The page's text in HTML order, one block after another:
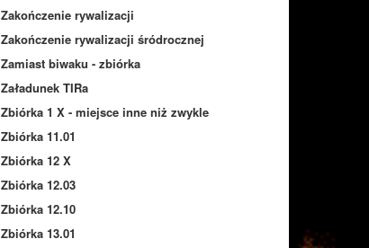
Zakończenie rywalizacji
Zakończenie rywalizacji śródrocznej
Zamiast biwaku - zbiórka
Załadunek TIRa
Zbiórka 1 X - miejsce inne niż zwykle
Zbiórka 11.01
Zbiórka 12 X
Zbiórka 12.03
Zbiórka 12.10
Zbiórka 13.01